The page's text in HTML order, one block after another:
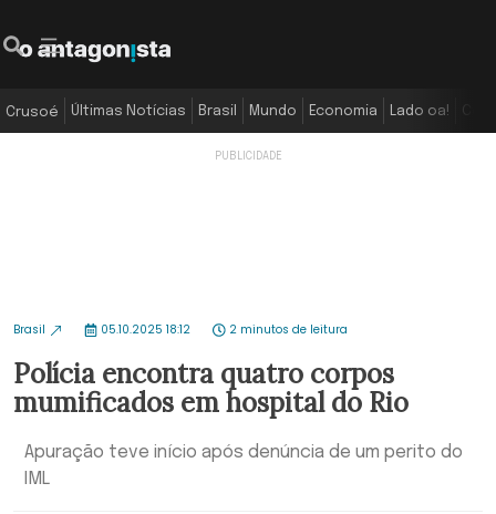
Crusoé Últimas Notícias Brasil Mundo Economia Lado oa!
Brasil 05.10.2025 18:12 2 minutos de leitura
Polícia encontra quatro corpos
mumificados em hospital do Rio
Apuração teve início após denúncia de um perito do
IML